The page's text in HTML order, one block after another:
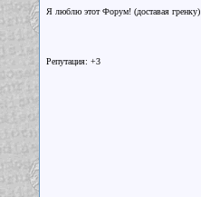
Я люблю этот Форум! (доставая гренку)
Репутация: +3